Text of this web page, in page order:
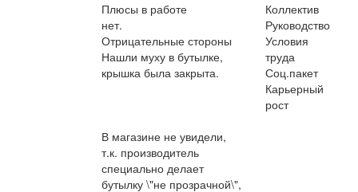
Плюсы в работе
нет.
Отрицательные стороны
Нашли муху в бутылке,
крышка была закрыта.
В магазине не увидели,
т.к. производитель
специально делает
бутылку \"не прозрачной\",
Коллектив
Руководство
Условия
труда
Соц.пакет
Карьерный
рост